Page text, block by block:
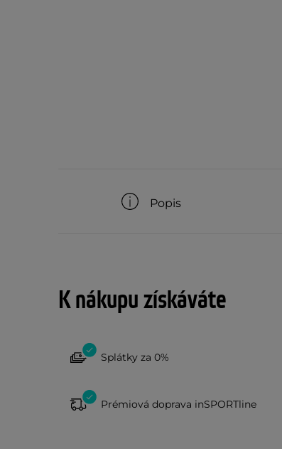
Popis
K nákupu získáváte
Splátky za 0%
Prémiová doprava inSPORTline